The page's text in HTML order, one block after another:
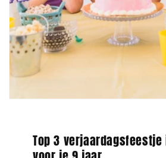
Top 3